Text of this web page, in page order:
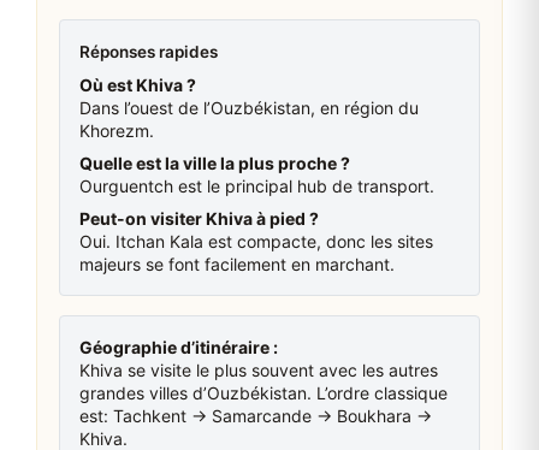
Réponses rapides
Où est Khiva ?
Dans l’ouest de l’Ouzbékistan, en région du
Khorezm.
Quelle est la ville la plus proche ?
Ourguentch est le principal hub de transport.
Peut-on visiter Khiva à pied ?
Oui. Itchan Kala est compacte, donc les sites
majeurs se font facilement en marchant.
Géographie d’itinéraire :
Khiva se visite le plus souvent avec les autres
grandes villes d’Ouzbékistan. L’ordre classique
est: Tachkent → Samarcande → Boukhara →
Khiva.